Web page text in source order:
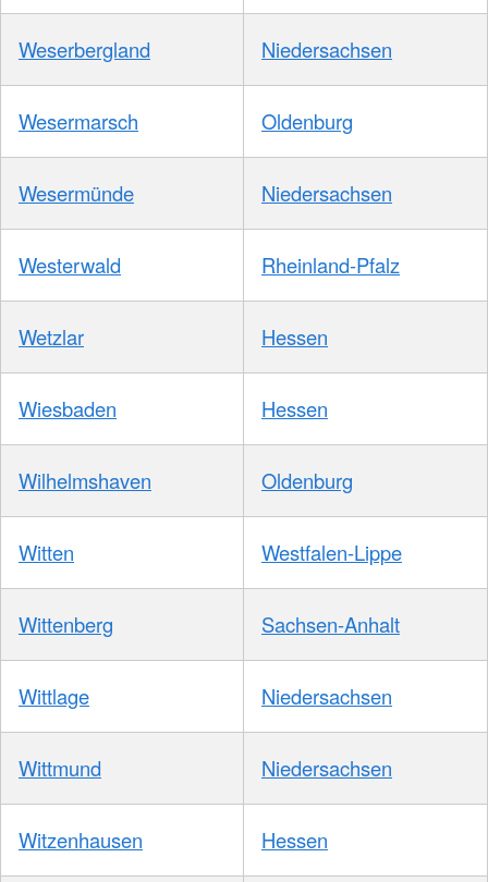
Weserbergland Niedersachsen
Wesermarsch Oldenburg
Wesermünde Niedersachsen
Westerwald Rheinland-Pfalz
Wetzlar Hessen
Wiesbaden Hessen
Wilhelmshaven Oldenburg
Witten Westfalen-Lippe
Wittenberg Sachsen-Anhalt
Wittlage Niedersachsen
Wittmund Niedersachsen
Witzenhausen Hessen